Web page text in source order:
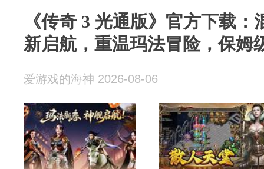
《传奇 3 光通版》官方下载：
新启航，重温玛法冒险，保姆
爱游戏的海神 2026-08-06